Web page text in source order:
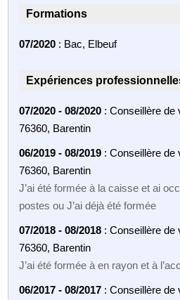
Formations
07/2020 : Bac, Elbeuf
Expériences
07/2020 - 08/2020 : Conseillère de
76360, Barentin
06/2019 - 08/2019 : Conseillère de
76360, Barentin
J’ai été formée à la caisse et ai
postes ou J’ai déjà été formée
07/2018 - 08/2018 : Conseillère de
76360, Barentin
J’ai été formée à en rayon et à
06/2017 - 08/2017 : Conseillère de